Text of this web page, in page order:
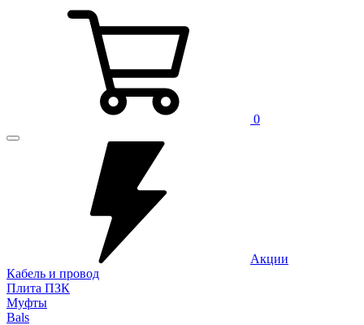
0
Акции
Кабель и провод
Плита ПЗК
Муфты
Bals